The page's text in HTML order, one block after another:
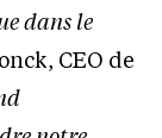
dans le
CEO de